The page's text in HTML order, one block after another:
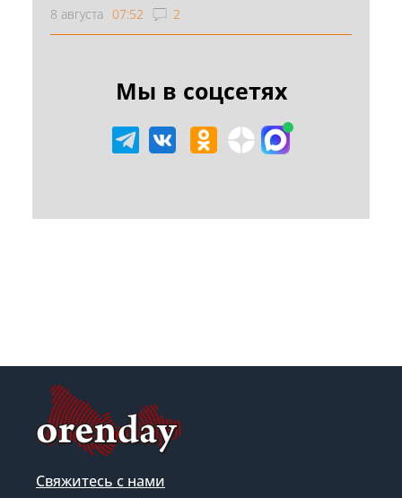
8 августа 07:52 2
Мы в соцсетях
Свяжитесь с нами